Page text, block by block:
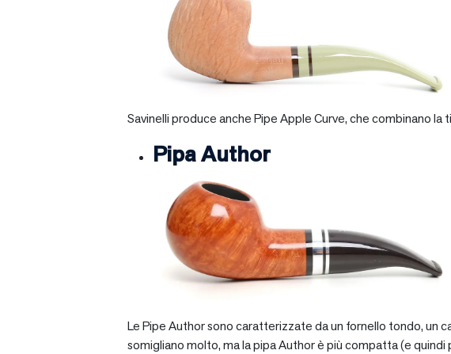
Savinelli produce anche Pipe Apple Curve, che combinano
Pipa Author
Le Pipe Author sono caratterizzate da un fornello tondo, un
somigliano molto, ma la pipa Author è più compatta (e quindi